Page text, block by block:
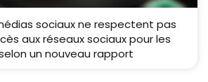
sociaux ne respectent pas
aux réseaux sociaux pour les
un nouveau rapport